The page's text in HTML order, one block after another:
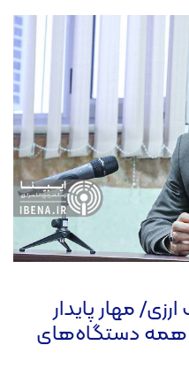
مهار پایدار
همه دستگاه‌های